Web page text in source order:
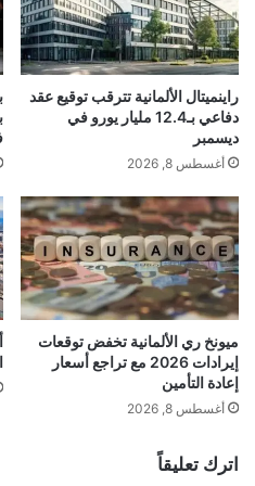
التحديث المرئي تم
لسبب ما. على الرغم
الخادم، فقد تمكن منفذ
يقود على نظام Android.
بقدر ما يجب أن تتوقعه،
الملفات ويجب أن تظهر
أيضًا يضفي مظهرًا أكثر
ا
ي
ي
س
ت
ع
د
ا
ت
د
خ
ل
ا
ل
ع
س
ك
ر
ل
ل
راينميتال الألمانية تترقب توقيع عقد
دفاعي بـ12.4 مليار يورو في
ديسمبر
أغسطس 8, 2026
ميونخ ري الألمانية تخفض توقعات
إيرادات 2026 مع تراجع أسعار
إعادة التأمين
أغسطس 8, 2026
اترك تعليقاً